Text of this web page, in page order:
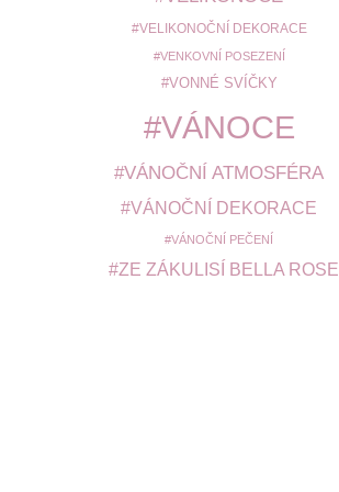
VELIKONOČNÍ DEKORACE
VENKOVNÍ POSEZENÍ
VONNÉ SVÍČKY
VÁNOCE
VÁNOČNÍ ATMOSFÉRA
VÁNOČNÍ DEKORACE
VÁNOČNÍ PEČENÍ
ZE ZÁKULISÍ BELLA ROSE